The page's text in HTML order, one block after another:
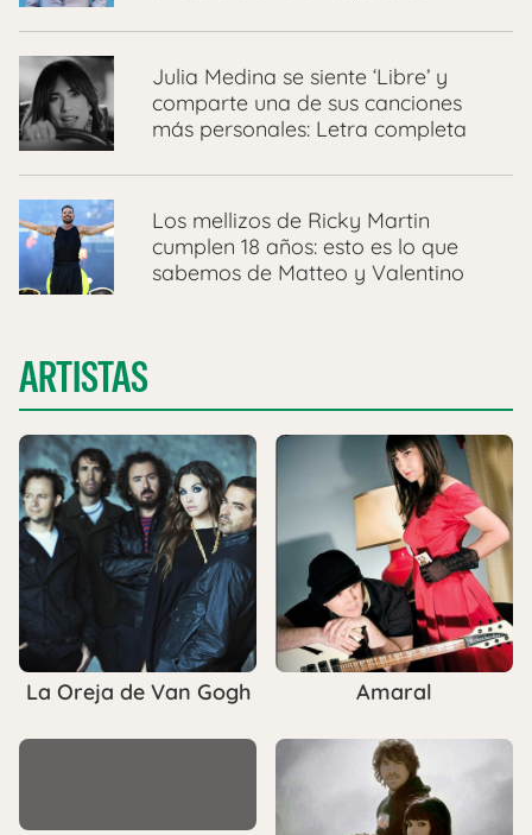
Julia Medina se siente ‘Libre’ y
comparte una de sus canciones
más personales: Letra completa
Los mellizos de Ricky Martin
cumplen 18 años: esto es lo que
sabemos de Matteo y Valentino
ARTISTAS
La Oreja de Van Gogh Amaral